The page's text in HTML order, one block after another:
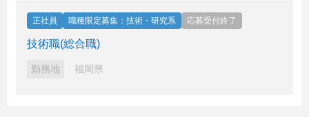
正社員 職種限定募集：技術・研究系 応募受付終了
技術職(総合職)
勤務地 福岡県